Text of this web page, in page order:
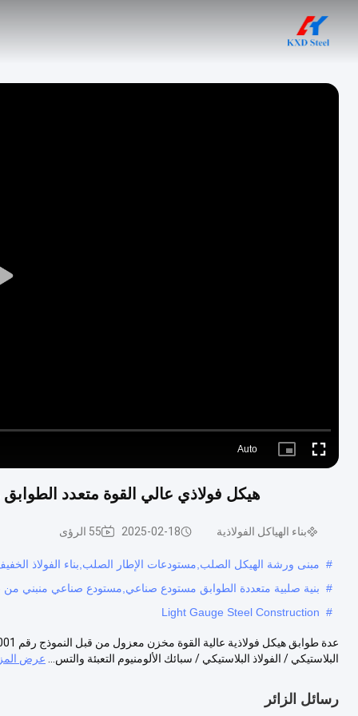
Auto
Picture- Fullscreen
هيكل فولاذي عالي القوة متعدد
بناء الهياكل الفولاذية 2025-02-18 55 الرؤى
# مبنى ورشة الهيكل الصلب,مستودعات الإطار الصلب,بناء الفولاذ
# بنية صلبية متعددة الطوابق مستودع صناعي,مستودع صناعي منبني من
#
Light Gauge Steel Construction
البلاستيكي / الفولاذ البلاستيكي / سبائك الألومنيوم التعبئة والتس...
عرض
رسائل الزائر